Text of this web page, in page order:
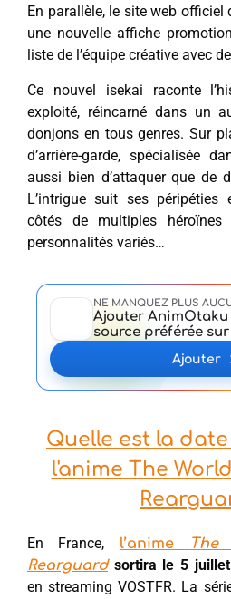
En parallèle, le site web
une nouvelle affiche
liste de l’équipe créative avec
Ce nouvel isekai raconte
exploité, réincarné dans un
donjons en tous genres. Sur
d’arrière-garde, spécialisée
aussi bien d’attaquer que de
L’intrigue suit ses
côtés de multiples
personnalités variés…
NE MANQUEZ PLUS
Ajouter
source préférée
Ajouter
Quelle est la
l'anime The
En France, l’anime
The
Rearguardsortira le 5 juillet
en streaming VOSTFR. La